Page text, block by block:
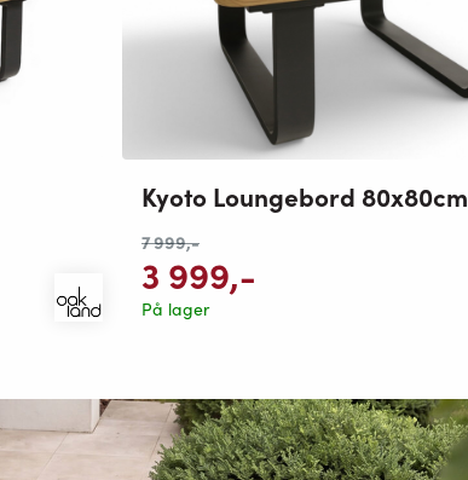
Kyoto Loungebord 80x80cm
7 999,-
3 999,-
På lager